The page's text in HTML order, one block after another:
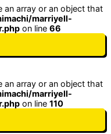
an array or an object that
marriyell-
on line 66
an array or an object that
marriyell-
on line 110